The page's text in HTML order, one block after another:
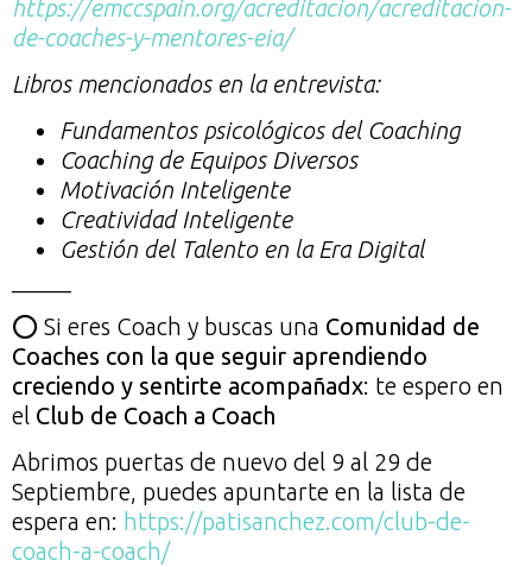
https://emccspain.org/acreditacion/acreditacion-
de-coaches-y-mentores-eia/
Libros mencionados en la entrevista:
Fundamentos psicológicos del Coaching
Coaching de Equipos Diversos
Motivación Inteligente
Creatividad Inteligente
Gestión del Talento en la Era Digital
⭕ Si eres Coach y buscas una Comunidad de
Coaches con la que seguir aprendiendo
creciendo y sentirte acompañadx: te espero en
el Club de Coach a Coach
Abrimos puertas de nuevo del 9 al 29 de
Septiembre, puedes apuntarte en la lista de
espera en: https://patisanchez.com/club-de-
coach-a-coach/